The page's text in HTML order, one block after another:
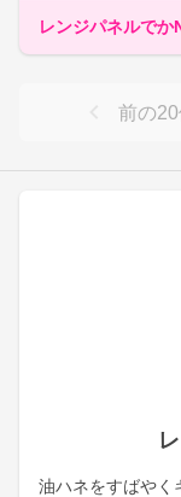
油ハネをすばやく
レンジパネルでか
前の20